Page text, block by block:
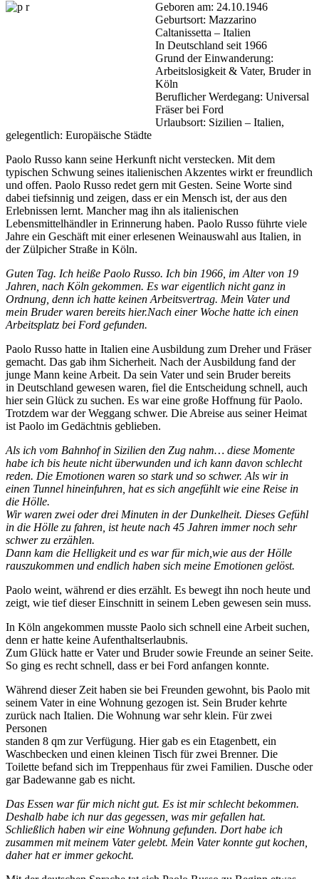
Geboren am: 24.10.1946
Geburtsort: Mazzarino
Caltanissetta – Italien
In Deutschland seit 1966
Grund der Einwanderung:
Arbeitslosigkeit & Vater, Bruder in
Köln
Beruflicher Werdegang: Universal
Fräser bei Ford
Urlaubsort: Sizilien – Italien,
gelegentlich: Europäische Städte
Paolo Russo kann seine Herkunft nicht verstecken. Mit dem
typischen Schwung seines italienischen Akzentes wirkt er freundlich
und offen. Paolo Russo redet gern mit Gesten. Seine Worte sind
dabei tiefsinnig und zeigen, dass er ein Mensch ist, der aus den
Erlebnissen lernt. Mancher mag ihn als italienischen
Lebensmittelhändler in Erinnerung haben. Paolo Russo führte viele
Jahre ein Geschäft mit einer erlesenen Weinauswahl aus Italien, in
der Zülpicher Straße in Köln.
Guten Tag. Ich heiße Paolo Russo. Ich bin 1966, im Alter von 19
Jahren, nach Köln gekommen. Es war eigentlich nicht ganz in
Ordnung, denn ich hatte keinen Arbeitsvertrag. Mein Vater und
mein Bruder waren bereits hier.Nach einer Woche hatte ich einen
Arbeitsplatz bei Ford gefunden.
Paolo Russo hatte in Italien eine Ausbildung zum Dreher und Fräser
gemacht. Das gab ihm Sicherheit. Nach der Ausbildung fand der
junge Mann keine Arbeit. Da sein Vater und sein Bruder bereits
in Deutschland gewesen waren, fiel die Entscheidung schnell, auch
hier sein Glück zu suchen. Es war eine große Hoffnung für Paolo.
Trotzdem war der Weggang schwer. Die Abreise aus seiner Heimat
ist Paolo im Gedächtnis geblieben.
Als ich vom Bahnhof in Sizilien den Zug nahm… diese Momente
habe ich bis heute nicht überwunden und ich kann davon schlecht
reden. Die Emotionen waren so stark und so schwer. Als wir in
einen Tunnel hineinfuhren, hat es sich angefühlt wie eine Reise in
die Hölle.
Wir waren zwei oder drei Minuten in der Dunkelheit. Dieses Gefühl
in die Hölle zu fahren, ist heute nach 45 Jahren immer noch sehr
schwer zu erzählen.
Dann kam die Helligkeit und es war für mich,wie aus der Hölle
rauszukommen und endlich haben sich meine Emotionen gelöst.
Paolo weint, während er dies erzählt. Es bewegt ihn noch heute und
zeigt, wie tief dieser Einschnitt in seinem Leben gewesen sein muss.
In Köln angekommen musste Paolo sich schnell eine Arbeit suchen,
denn er hatte keine Aufenthaltserlaubnis.
Zum Glück hatte er Vater und Bruder sowie Freunde an seiner Seite.
So ging es recht schnell, dass er bei Ford anfangen konnte.
Während dieser Zeit haben sie bei Freunden gewohnt, bis Paolo mit
seinem Vater in eine Wohnung gezogen ist. Sein Bruder kehrte
zurück nach Italien. Die Wohnung war sehr klein. Für zwei
Personen
standen 8 qm zur Verfügung. Hier gab es ein Etagenbett, ein
Waschbecken und einen kleinen Tisch für zwei Brenner. Die
Toilette befand sich im Treppenhaus für zwei Familien. Dusche oder
gar Badewanne gab es nicht.
Das Essen war für mich nicht gut. Es ist mir schlecht bekommen.
Deshalb habe ich nur das gegessen, was mir gefallen hat.
Schließlich haben wir eine Wohnung gefunden. Dort habe ich
zusammen mit meinem Vater gelebt. Mein Vater konnte gut kochen,
daher hat er immer gekocht.